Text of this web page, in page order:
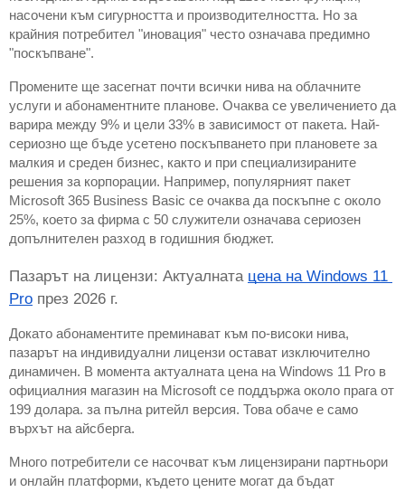
насочени към сигурността и производителността. Но за
крайния потребител "иновация" често означава предимно
"поскъпване".
Промените ще засегнат почти всички нива на облачните
услуги и абонаментните планове. Очаква се увеличението да
варира между 9% и цели 33% в зависимост от пакета. Най-
сериозно ще бъде усетено поскъпването при плановете за
малкия и среден бизнес, както и при специализираните
решения за корпорации. Например, популярният пакет
Microsoft 365 Business Basic се очаква да поскъпне с около
25%, което за фирма с 50 служители означава сериозен
допълнителен разход в годишния бюджет.
Пазарът на лицензи: Актуалната цена на Windows 11
Pro през 2026 г.
Докато абонаментите преминават към по-високи нива,
пазарът на индивидуални лицензи остават изключително
динамичен. В момента актуалната цена на Windows 11 Pro в
официалния магазин на Microsoft се поддържа около прага от
199 долара. за пълна ритейл версия. Това обаче е само
върхът на айсберга.
Много потребители се насочват към лицензирани партньори
и онлайн платформи, където цените могат да бъдат